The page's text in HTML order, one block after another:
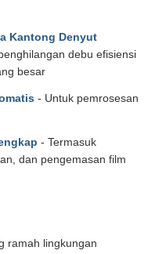
Kantong Denyut
debu efisiensi
besar
- Untuk pemrosesan
- Termasuk
dan pengemasan film
ramah lingkungan